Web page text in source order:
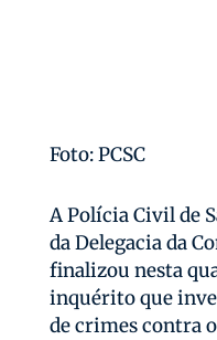
Foto: PCSC
A Polícia Civil de
da Delegacia da
finalizou nesta
inquérito que
de crimes contra